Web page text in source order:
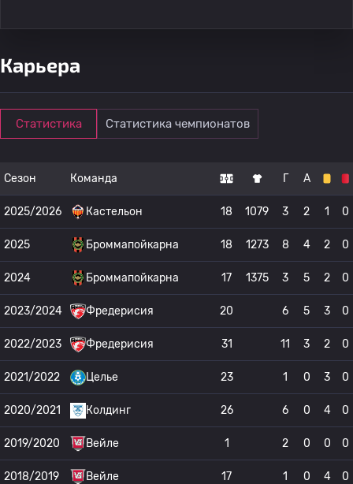
Карьера
Статистика Статистика чемпионатов
Сезон Команда Г А
2025/2026 Кастельон 18 1079 3 2 1 0
2025 Броммапойкарна 18 1273 8 4 2 0
2024 Броммапойкарна 17 1375 3 5 2 0
2023/2024 Фредерисия 20 6 5 3 0
2022/2023 Фредерисия 31 11 3 2 0
2021/2022 Целье 23 1 0 3 0
2020/2021 Колдинг 26 6 0 4 0
2019/2020 Вейле 1 2 0 0 0
2018/2019 Вейле 17 1 0 4 0